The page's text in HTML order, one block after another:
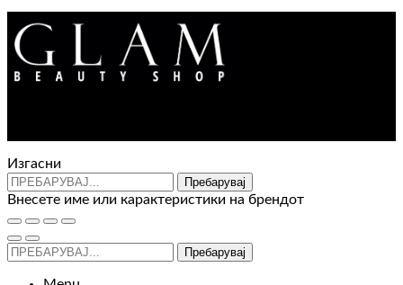
3.650ден – ден
Price
range:
3.650 ден
through
Изгасни
Пребарувај
Внесете име или карактеристики на брендот
Пребарувај